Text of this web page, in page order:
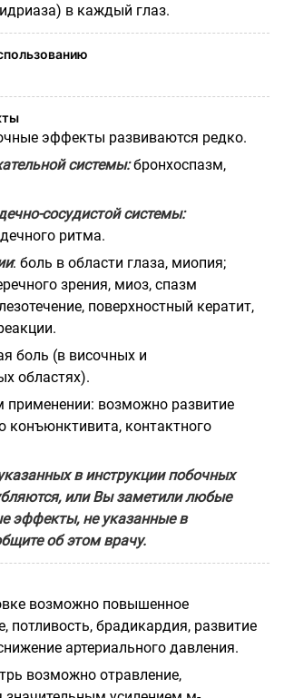
в каждый глаз.
эффекты развиваются редко.
системы:бронхоспазм,
сосудистой системы:
ритма.
: боль в области глаза, миопия;
зрения, миоз, спазм
поверхностный кератит,
боль (в височных и
областях).
применении: возможно развитие
конъюнктивита, контактного
в инструкции побочных
или Вы заметили любые
эффекты, не указанные в
об этом врачу.
возможно повышенное
потливость, брадикардия, развитие
артериального давления.
возможно отравление,